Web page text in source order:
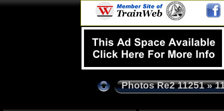
Photos Re2 11251»